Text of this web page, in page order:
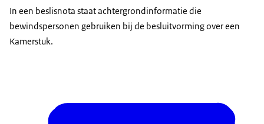
In een beslisnota staat achtergrondinformatie die
bewindspersonen gebruiken bij de besluitvorming over een
Kamerstuk.